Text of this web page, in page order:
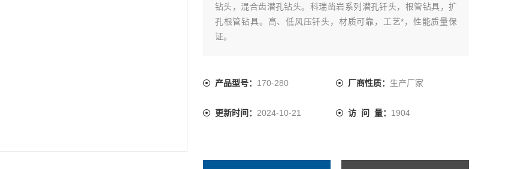
钻头，混合齿潜孔钻头。科瑞凿岩系列潜孔钎头，根管钻具，扩
孔根管钻具。高、低风压钎头，材质可靠，工艺*，性能质量保
证。
产品型号： 170-280 厂商性质： 生产厂家
更新时间： 2024-10-21 访 问 量： 1904